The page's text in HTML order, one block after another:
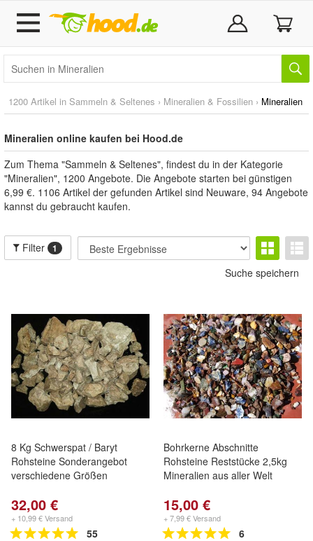
1200 Artikel in Sammeln & Seltenes › Mineralien & Fossilien › Mineralien
Mineralien online kaufen bei Hood.de
Zum Thema "Sammeln & Seltenes", findest du in der Kategorie
"Mineralien", 1200 Angebote. Die Angebote starten bei günstigen
6,99 €. 1106 Artikel der gefunden Artikel sind Neuware, 94 Angebote
kannst du gebraucht kaufen.
Filter 1
Suche speichern
8 Kg Schwerspat / Baryt
Rohsteine Sonderangebot
verschiedene Größen
32,00 €
+ 10,99 € Versand
55
Bohrkerne Abschnitte
Rohsteine Reststücke 2,5kg
Mineralien aus aller Welt
15,00 €
+ 7,99 € Versand
6